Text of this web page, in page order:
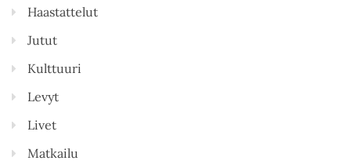
Haastattelut
Jutut
Kulttuuri
Levyt
Livet
Matkailu